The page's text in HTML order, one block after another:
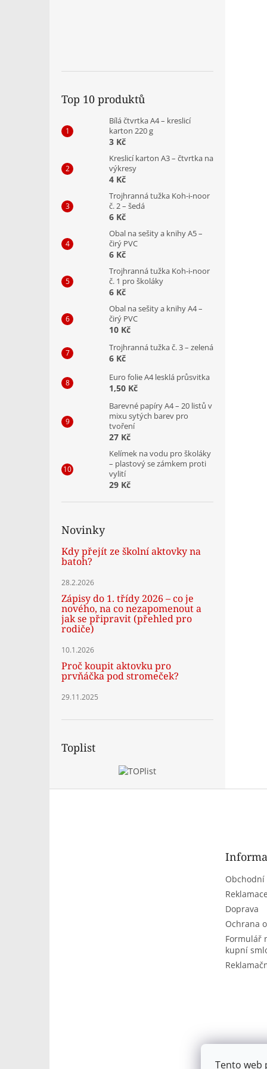
Tento web
Top 10 produktů
Bílá čtvrtka A4 – kreslicí
karton 220 g
3 Kč
Kreslicí karton A3 – čtvrtka na
výkresy
4 Kč
Trojhranná tužka Koh-i-noor
č. 2 – šedá
6 Kč
Obal na sešity a knihy A5 –
čirý PVC
6 Kč
Trojhranná tužka Koh-i-noor
č. 1 pro školáky
6 Kč
Obal na sešity a knihy A4 –
čirý PVC
10 Kč
Trojhranná tužka č. 3 – zelená
6 Kč
Euro folie A4 lesklá průsvitka
1,50 Kč
Barevné papíry A4 – 20 listů v
mixu sytých barev pro
tvoření
27 Kč
Kelímek na vodu pro školáky
– plastový se zámkem proti
vylití
29 Kč
Novinky
Kdy přejít ze školní aktovky na
batoh?
28.2.2026
Zápisy do 1. třídy 2026 – co je
nového, na co nezapomenout a
jak se připravit (přehled pro
rodiče)
10.1.2026
Proč koupit aktovku pro
prvňáčka pod stromeček?
29.11.2025
Toplist
Doprava
Ochrana
Formulář
kupní